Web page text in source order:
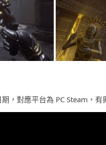
期，對應平台為 PC Steam，